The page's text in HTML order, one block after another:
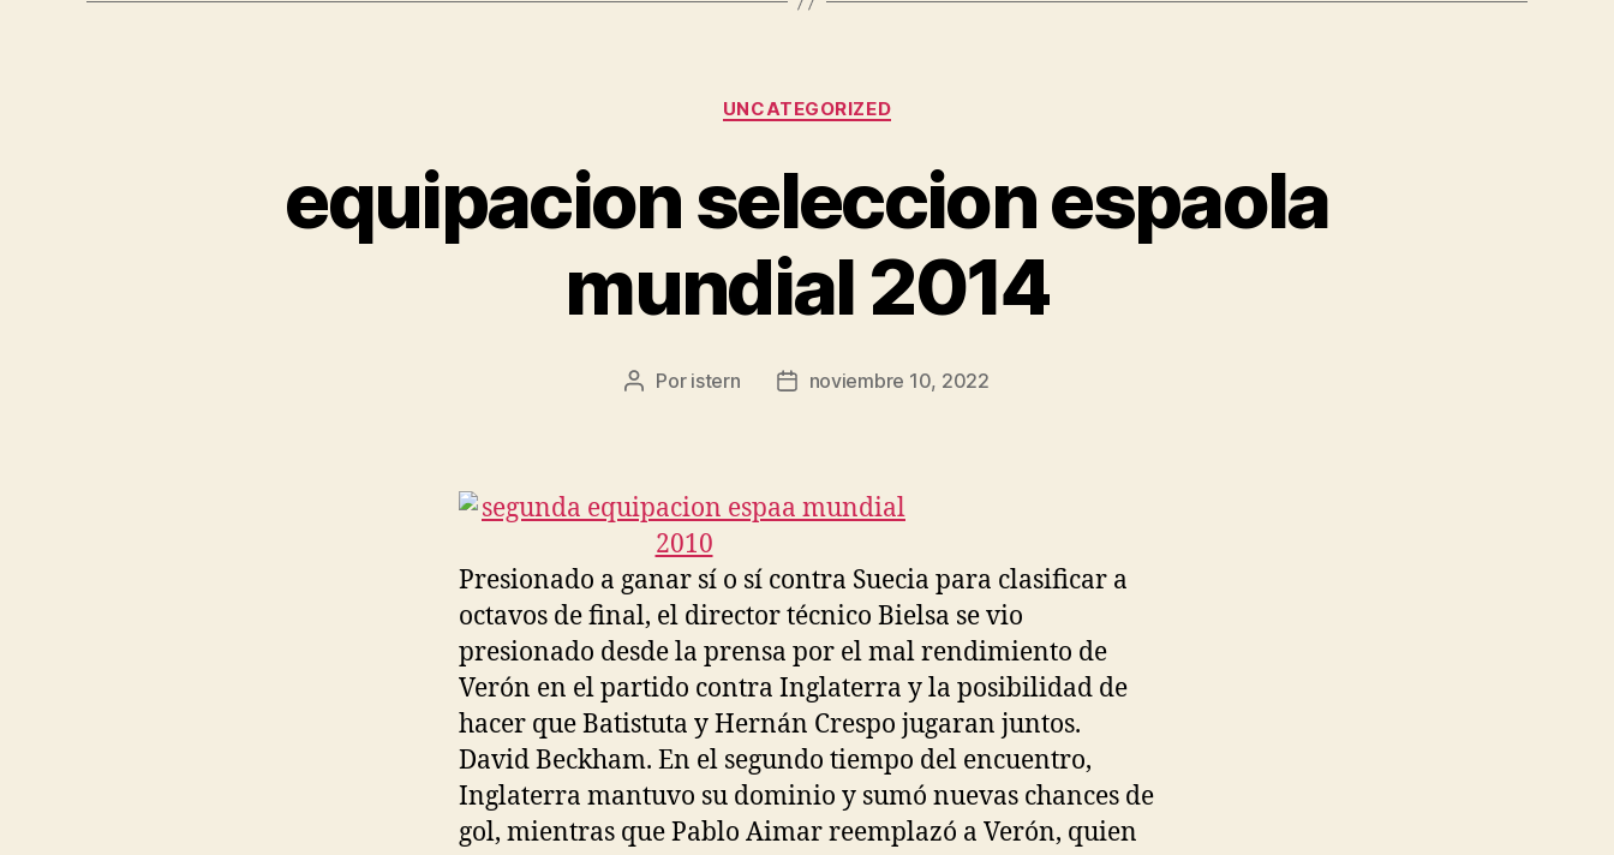
Categorías
UNCATEGORIZED
equipacion seleccion espaola
mundial 2014
Autor
Por istern
Fechanoviembre 10, 2022
Presionado a ganar sí o sí contra Suecia para clasificar a
octavos de final, el director técnico Bielsa se vio
presionado desde la prensa por el mal rendimiento de
Verón en el partido contra Inglaterra y la posibilidad de
hacer que Batistuta y Hernán Crespo jugaran juntos.
David Beckham. En el segundo tiempo del encuentro,
Inglaterra mantuvo su dominio y sumó nuevas chances de
gol, mientras que Pablo Aimar reemplazó a Verón, quien